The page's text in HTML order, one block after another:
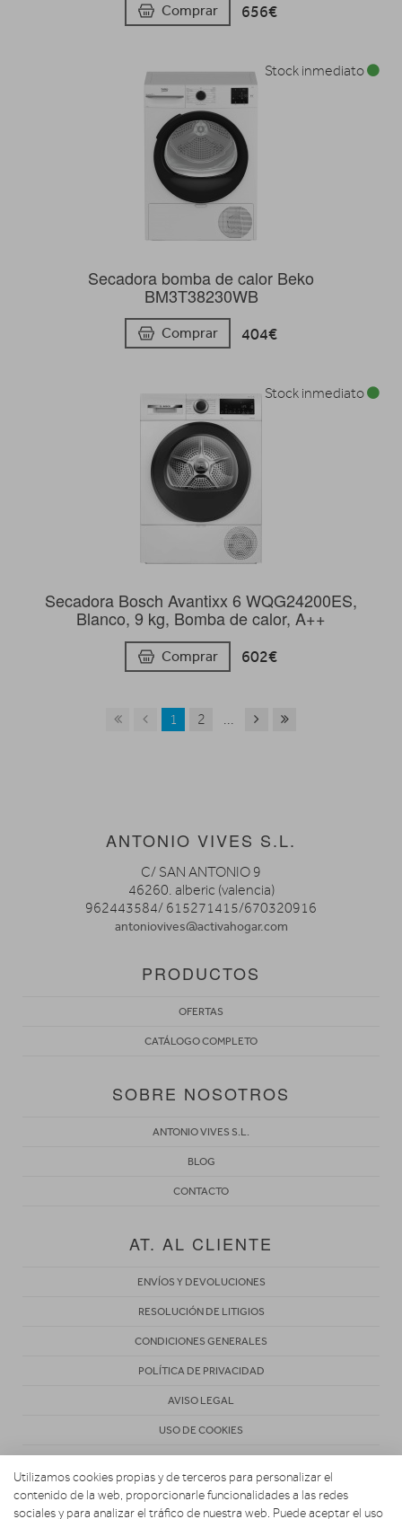
Comprar 656€
Secadora bomba de calor Beko
BM3T38230WB
Comprar 404€
Stock inmediato
Secadora Bosch Avantixx 6 WQG24200ES,
Blanco, 9 kg, Bomba de calor, A++
Comprar 602€
Stock inmediato
1 2
ANTONIO VIVES S.L.
C/ SAN ANTONIO 9
46260. alberic (valencia)
962443584/ 615271415/670320916
antoniovives@activahogar.com
PRODUCTOS
OFERTAS
CATÁLOGO COMPLETO
SOBRE NOSOTROS
ANTONIO VIVES S.L.
BLOG
CONTACTO
AT. AL CLIENTE
ENVÍOS Y DEVOLUCIONES
RESOLUCIÓN DE LITIGIOS
CONDICIONES GENERALES
POLÍTICA DE PRIVACIDAD
AVISO LEGAL
USO DE COOKIES
Utilizamos cookies propias y de terceros para personalizar el
contenido de la web, proporcionarle funcionalidades a las redes
sociales y para analizar el tráfico de nuestra web. Puede aceptar el uso